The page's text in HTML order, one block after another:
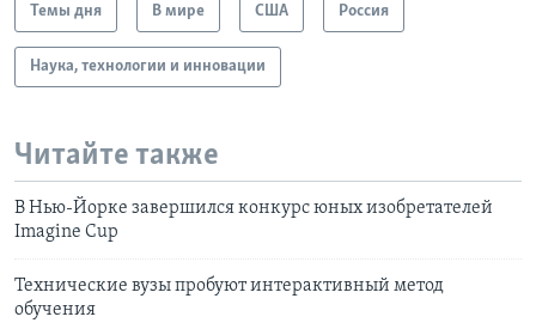
Темы дня В мире США Россия
Наука, технологии и инновации
Читайте также
В Нью-Йорке завершился конкурс юных изобретателей
Imagine Cup
Технические вузы пробуют интерактивный метод
обучения